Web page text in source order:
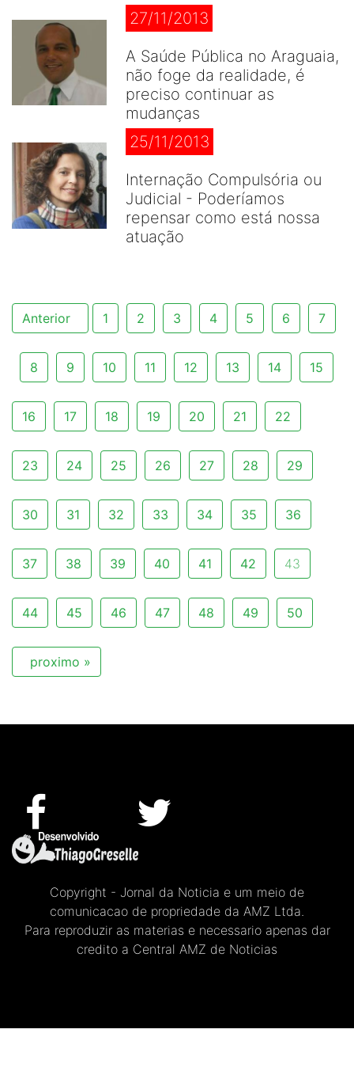
27/11/2013
A Saúde Pública no Araguaia,
não foge da realidade, é
preciso continuar as
mudanças
25/11/2013
Internação Compulsória ou
Judicial - Poderíamos
repensar como está nossa
atuação
Anterior 1 2 3 4 5 6 7
8 9 10 11 12 13 14 15
16 17 18 19 20 21 22
23 24 25 26 27 28 29
30 31 32 33 34 35 36
37 38 39 40 41 42 43
44 45 46 47 48 49 50
proximo »
Copyright - Jornal da Noticia e um meio de
comunicacao de propriedade da AMZ Ltda.
Para reproduzir as materias e necessario apenas dar
credito a Central AMZ de Noticias